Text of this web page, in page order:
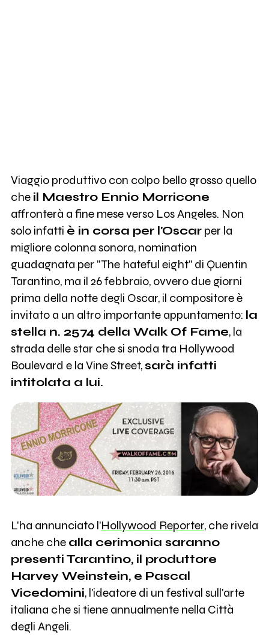
Viaggio produttivo con colpo bello grosso quello
che il Maestro Ennio Morricone
affronterà a fine mese verso Los Angeles. Non
solo infatti è in corsa per l'Oscarper la
migliore colonna sonora, nomination
guadagnata per "The hateful eight" di Quentin
Tarantino, ma il 26 febbraio, ovvero due giorni
prima della notte degli Oscar, il compositore è
invitato a un altro importante appuntamento: la
stella n. 2574 della Walk Of Fame, la
strada delle star che si snoda tra Hollywood
Boulevard e la Vine Street,sarà infatti
intitolata a lui.
L'ha annunciato l'Hollywood Reporter, che rivela
anche che alla cerimonia saranno
presenti Tarantino, il produttore
Harvey Weinstein, e Pascal
Vicedomini, l'ideatore di un festival sull'arte
italiana che si tiene annualmente nella Città
degli Angeli.